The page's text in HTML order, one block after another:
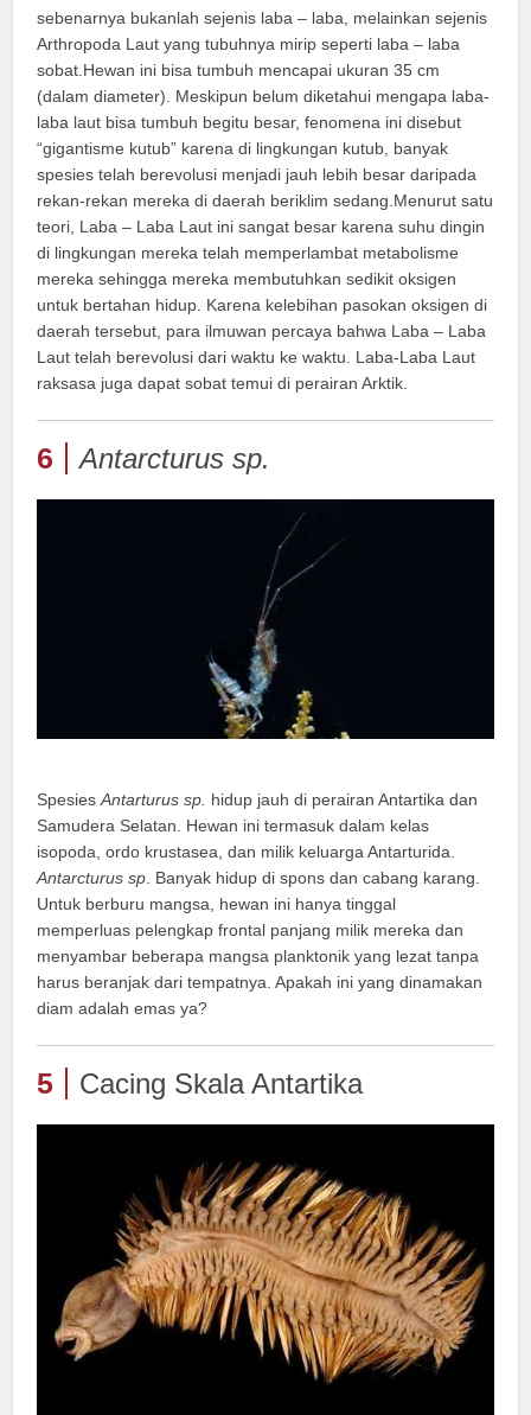
sebenarnya bukanlah sejenis laba – laba, melainkan sejenis
Arthropoda Laut yang tubuhnya mirip seperti laba – laba
sobat.Hewan ini bisa tumbuh mencapai ukuran 35 cm
(dalam diameter). Meskipun belum diketahui mengapa laba-
laba laut bisa tumbuh begitu besar, fenomena ini disebut
“gigantisme kutub” karena di lingkungan kutub, banyak
spesies telah berevolusi menjadi jauh lebih besar daripada
rekan-rekan mereka di daerah beriklim sedang.Menurut satu
teori, Laba – Laba Laut ini sangat besar karena suhu dingin
di lingkungan mereka telah memperlambat metabolisme
mereka sehingga mereka membutuhkan sedikit oksigen
untuk bertahan hidup. Karena kelebihan pasokan oksigen di
daerah tersebut, para ilmuwan percaya bahwa Laba – Laba
Laut telah berevolusi dari waktu ke waktu. Laba-Laba Laut
raksasa juga dapat sobat temui di perairan Arktik.
6 Antarcturus sp.
SpesiesAntarturus sp. hidup jauh di perairan Antartika dan
Samudera Selatan. Hewan ini termasuk dalam kelas
isopoda, ordo krustasea, dan milik keluarga Antarturida.
Antarcturus sp. Banyak hidup di spons dan cabang karang.
Untuk berburu mangsa, hewan ini hanya tinggal
memperluas pelengkap frontal panjang milik mereka dan
menyambar beberapa mangsa planktonik yang lezat tanpa
harus beranjak dari tempatnya. Apakah ini yang dinamakan
diam adalah emas ya?
5 Cacing Skala Antartika